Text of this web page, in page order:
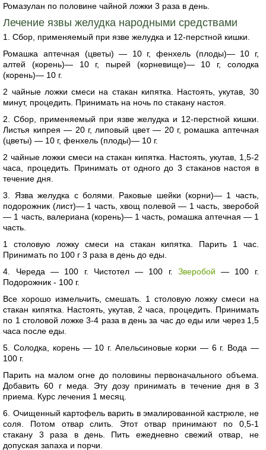
Ромазулан по половине чайной ложки 3 раза в день.
Лечение язвы желудка народными средствами
1. Сбор, применяемый при язве желудка и 12-перстной кишки.
Ромашка аптечная (цветы) — 10 г, фенхель (плоды)— 10 г,
алтей (корень)— 10 г, пырей (корневище)— 10 г, солодка
(корень)— 10 г.
2 чайные ложки смеси на стакан кипятка. Настоять, укутав, 30
минут, процедить. Принимать на ночь по стакану настоя.
2. Сбор, применяемый при язве желудка и 12-перстной кишки.
Листья кипрея — 20 г, липовый цвет — 20 г, ромашка аптечная
(цветы) — 10 г, фенхель (плоды)— 10 г.
2 чайные ложки смеси на стакан кипятка. Настоять, укутав, 1,5-2
часа, процедить. Принимать от одного до 3 стаканов настоя в
течение дня.
3. Язва желудка с болями. Раковые шейки (корни)— 1 часть,
подорожник (лист)— 1 часть, хвощ полевой — 1 часть, зверобой
— 1 часть, валериана (корень)— 1 часть, ромашка аптечная — 1
часть.
1 столовую ложку смеси на стакан кипятка. Парить 1 час.
Принимать по 100 г 3 раза в день до еды.
4. Череда — 100 г. Чистотел — 100 г. Зверобой — 100 г.
Подорожник - 100 г.
Все хорошо измельчить, смешать. 1 столовую ложку смеси на
стакан кипятка. Настоять, укутав, 2 часа, процедить. Принимать
по 1 столовой ложке 3-4 раза в день за час до еды или через 1,5
часа после еды.
5. Солодка, корень — 10 г. Апельсиновые корки — 6 г. Вода —
100 г.
Парить на малом огне до половины первоначального объема.
Добавить 60 г меда. Эту дозу принимать в течение дня в 3
приема. Курс лечения 1 месяц.
6. Очищенный картофель варить в эмалированной кастрюле, не
соля. Потом отвар слить. Этот отвар принимают по 0,5-1
стакану 3 раза в день. Пить ежедневно свежий отвар, не
допуская запаха и порчи.